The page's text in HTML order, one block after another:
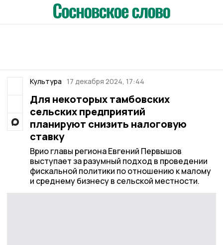
Культура 17 декабря 2024, 17:44
Для некоторых тамбовских
сельских предприятий
планируют снизить налоговую
ставку
Врио главы региона Евгений Первышов
выступает за разумный подход в проведении
фискальной политики по отношению к малому
и среднему бизнесу в сельской местности.